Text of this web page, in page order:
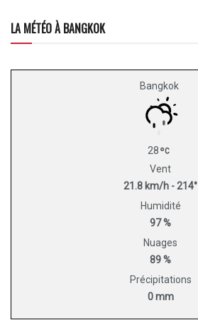
LA MÉTÉO À BANGKOK
Bangkok
28
Vent
21.8 km/h - 214°
Humidité
97 %
Nuages
89 %
Précipitations
0 mm